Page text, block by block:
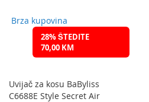
Brza kupovina
28% ŠTEDITE
70,00 KM
Uvijač za kosu BaByliss
C6688E Style Secret Air